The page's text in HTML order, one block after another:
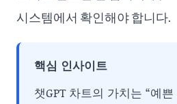
시스템에서 확인해야 합니다.
핵심 인사이트
챗GPT 차트의 가치는 “예